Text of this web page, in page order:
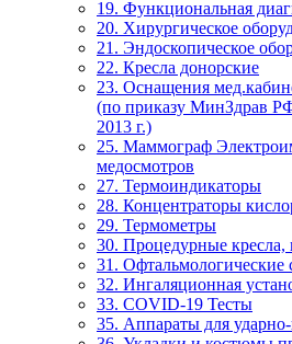
19. Функциональная
20. Хирургическое
21. Эндоскопическое
22. Кресла донорские
23. Оснащения
(по приказу МинЗдрав
2013 г.)
25. Маммограф
медосмотров
27. Термоиндикаторы
28. Концентраторы
29. Термометры
30. Процедурные кресла,
31. Офтальмологические
32. Ингаляционная
33. COVID-19 Тесты
35. Аппараты для